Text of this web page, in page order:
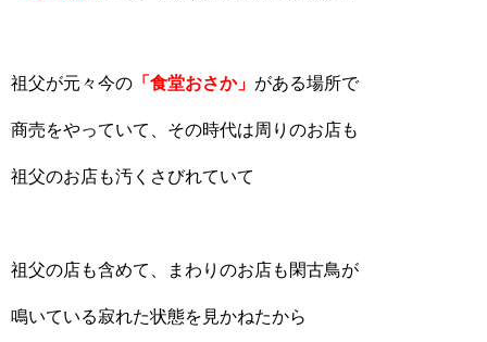
祖父が元々今の 「食堂おさか」 がある場所で
商売をやっていて、その時代は周りのお店も
祖父のお店も汚くさびれていて
祖父の店も含めて、まわりのお店も閑古鳥が
鳴いている寂れた状態を見かねたから